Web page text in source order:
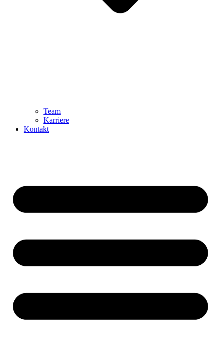
Team
Karriere
Kontakt